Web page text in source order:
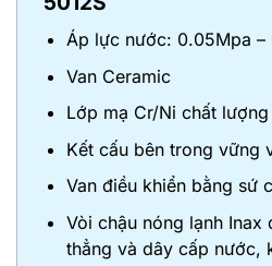
Áp lực nước: 0.05Mpa –
Van Ceramic
Lớp mạ Cr/Ni chất
Kết cấu bên trong vững
Van điều khiển bằng sứ
Vòi chậu nóng lạnh Inax
thẳng và dây cấp nước,